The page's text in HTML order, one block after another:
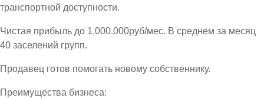
транспортной доступности.
Чистая прибыль до 1.000.000руб/мес. В среднем за месяц
40 заселений групп.
Продавец готов помогать новому собственнику.
Преимущества бизнеса: